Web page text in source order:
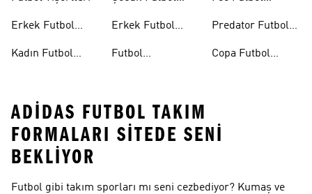
Erkek Futbol
Kadın Futbol
Erkek Futbol
Futbol
Predator Futbol
Copa Futbol
ADIDAS FUTBOL TAKIM
FORMALARI SITEDE SENI
BEKLIYOR
Futbol gibi takım sporları mı seni cezbediyor? Kumaş ve